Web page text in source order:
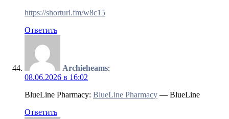
https://shorturl.fm/w8c15
Ответить
Archieheams:
08.06.2026 в 16:02
BlueLine Pharmacy: BlueLine Pharmacy — BlueLine
Ответить